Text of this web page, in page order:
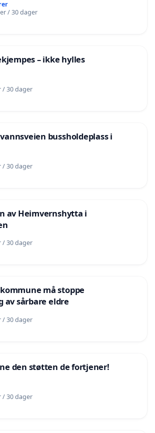
/ 30 dager
– ikke hylles
/ 30 dager
bussholdeplass i
/ 30 dager
av Heimvernshytta i
/ 30 dager
må stoppe
sårbare eldre
/ 30 dager
den støtten de fortjener!
/ 30 dager